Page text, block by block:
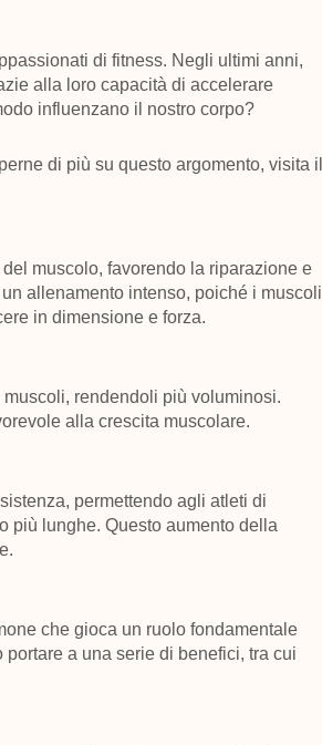
di fitness. Negli ultimi anni,
alla loro capacità di accelerare
influenzano il nostro corpo?
di più su questo argomento, visita il
muscolo, favorendo la riparazione e
allenamento intenso, poiché i muscoli
in dimensione e forza.
rendendoli più voluminosi.
alla crescita muscolare.
permettendo agli atleti di
più lunghe. Questo aumento della
che gioca un ruolo fondamentale
a una serie di benefici, tra cui